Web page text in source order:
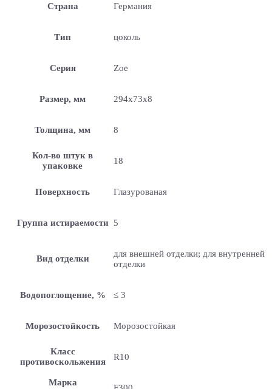
Страна Германия
Тип цоколь
Серия Zoe
Размер, мм 294x73x8
Толщина, мм 8
Кол-во штук в
упаковке
18
Поверхность Глазурованая
Группа истираемости 5
Вид отделки
для внешней отделки; для внутренней
отделки
Водопоглощение, % ≤ 3
Морозостойкость Морозостойкая
Класс
противоскольжения
R10
Марка